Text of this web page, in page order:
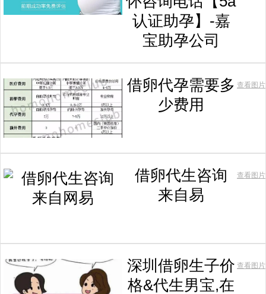
认证助孕】-嘉
宝助孕公司
借卵代孕需要多
少费用
查看图片
借卵代生咨询
来自易
查看图片
深圳借卵生子价
格&代生男宝,在
查看图片